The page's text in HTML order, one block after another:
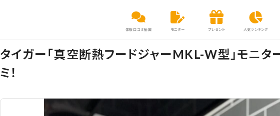
体験口コミ動画 モニター プレゼント 人気ランキング
タイガー「真空断熱フードジャーMKL-W型」モニタ
ミ！